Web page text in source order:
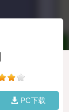
PC下载